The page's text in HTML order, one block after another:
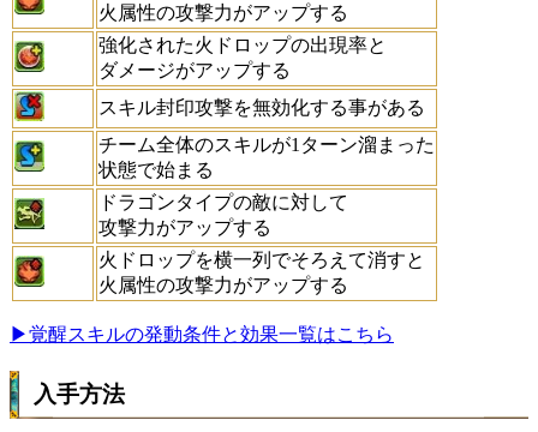
火属性の攻撃力がアップする
強化された火ドロップの出現率と
ダメージがアップする
スキル封印攻撃を無効化する事がある
チーム全体のスキルが1ターン溜まった
状態で始まる
ドラゴンタイプの敵に対して
攻撃力がアップする
火ドロップを横一列でそろえて消すと
火属性の攻撃力がアップする
▶覚醒スキルの発動条件と効果一覧はこちら
入手方法